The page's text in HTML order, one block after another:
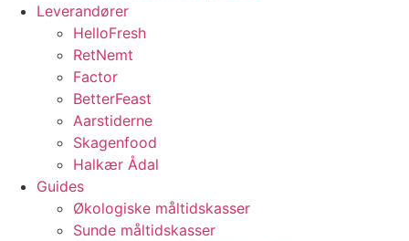
Leverandører
HelloFresh
RetNemt
Factor
BetterFeast
Aarstiderne
Skagenfood
Halkær Ådal
Guides
Økologiske måltidskasser
Sunde måltidskasser